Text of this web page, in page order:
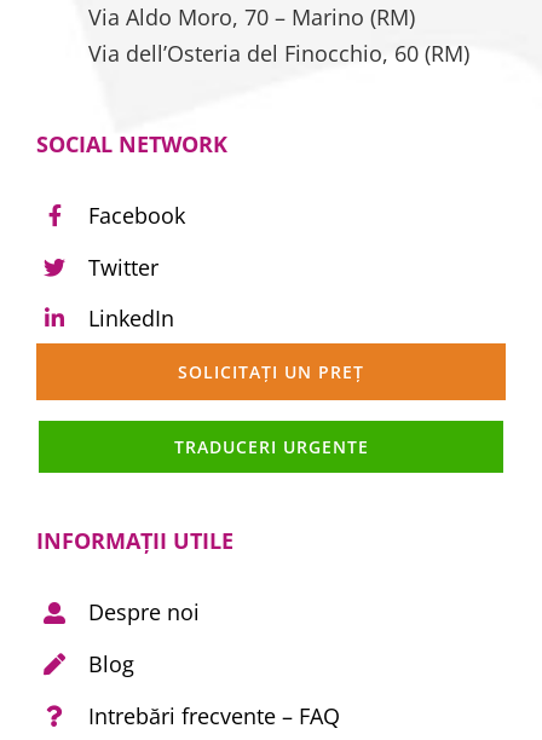
Via Aldo Moro, 70 – Marino (RM)
Via dell’Osteria del Finocchio, 60 (RM)
SOCIAL NETWORK
Facebook
Twitter
LinkedIn
SOLICITAȚI UN PREȚ
TRADUCERI URGENTE
INFORMAȚII UTILE
Despre noi
Blog
Intrebări frecvente – FAQ